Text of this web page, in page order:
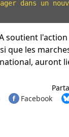
dans un
soutient
que les
auront
Facebook